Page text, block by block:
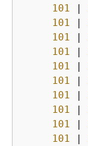
101
|
101
|
101
|
101
|
101
|
101
|
101
|
101
|
101
|
101
|